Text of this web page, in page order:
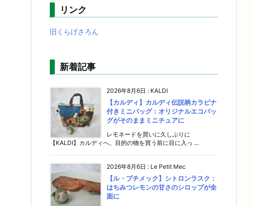
リンク
旧くらげさろん
新着記事
2026年8月6日 : KALDI
【カルディ】カルディ伝説柄カラビナ
付きミニバッグ：オリジナルエコバッ
グがそのままミニチュアに
レモネードを買いに久しぶりに
【KALDI】カルディへ。目的の物を買う前に目に入っ ...
2026年8月6日 : Le Petit Mec
【ル・プチメック】シトロンラスク：
はちみつレモンの甘さのシロップが全
面に